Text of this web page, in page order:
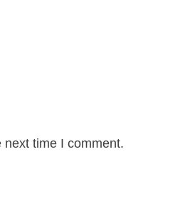
time I comment.